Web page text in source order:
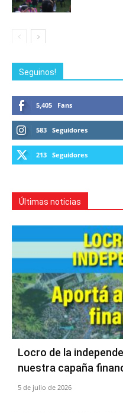
Seguinos!
5,405 Fans
583 Seguidores
213 Seguidores
Últimas noticias
Locro de la
nuestra capaña
5 de julio de 2026